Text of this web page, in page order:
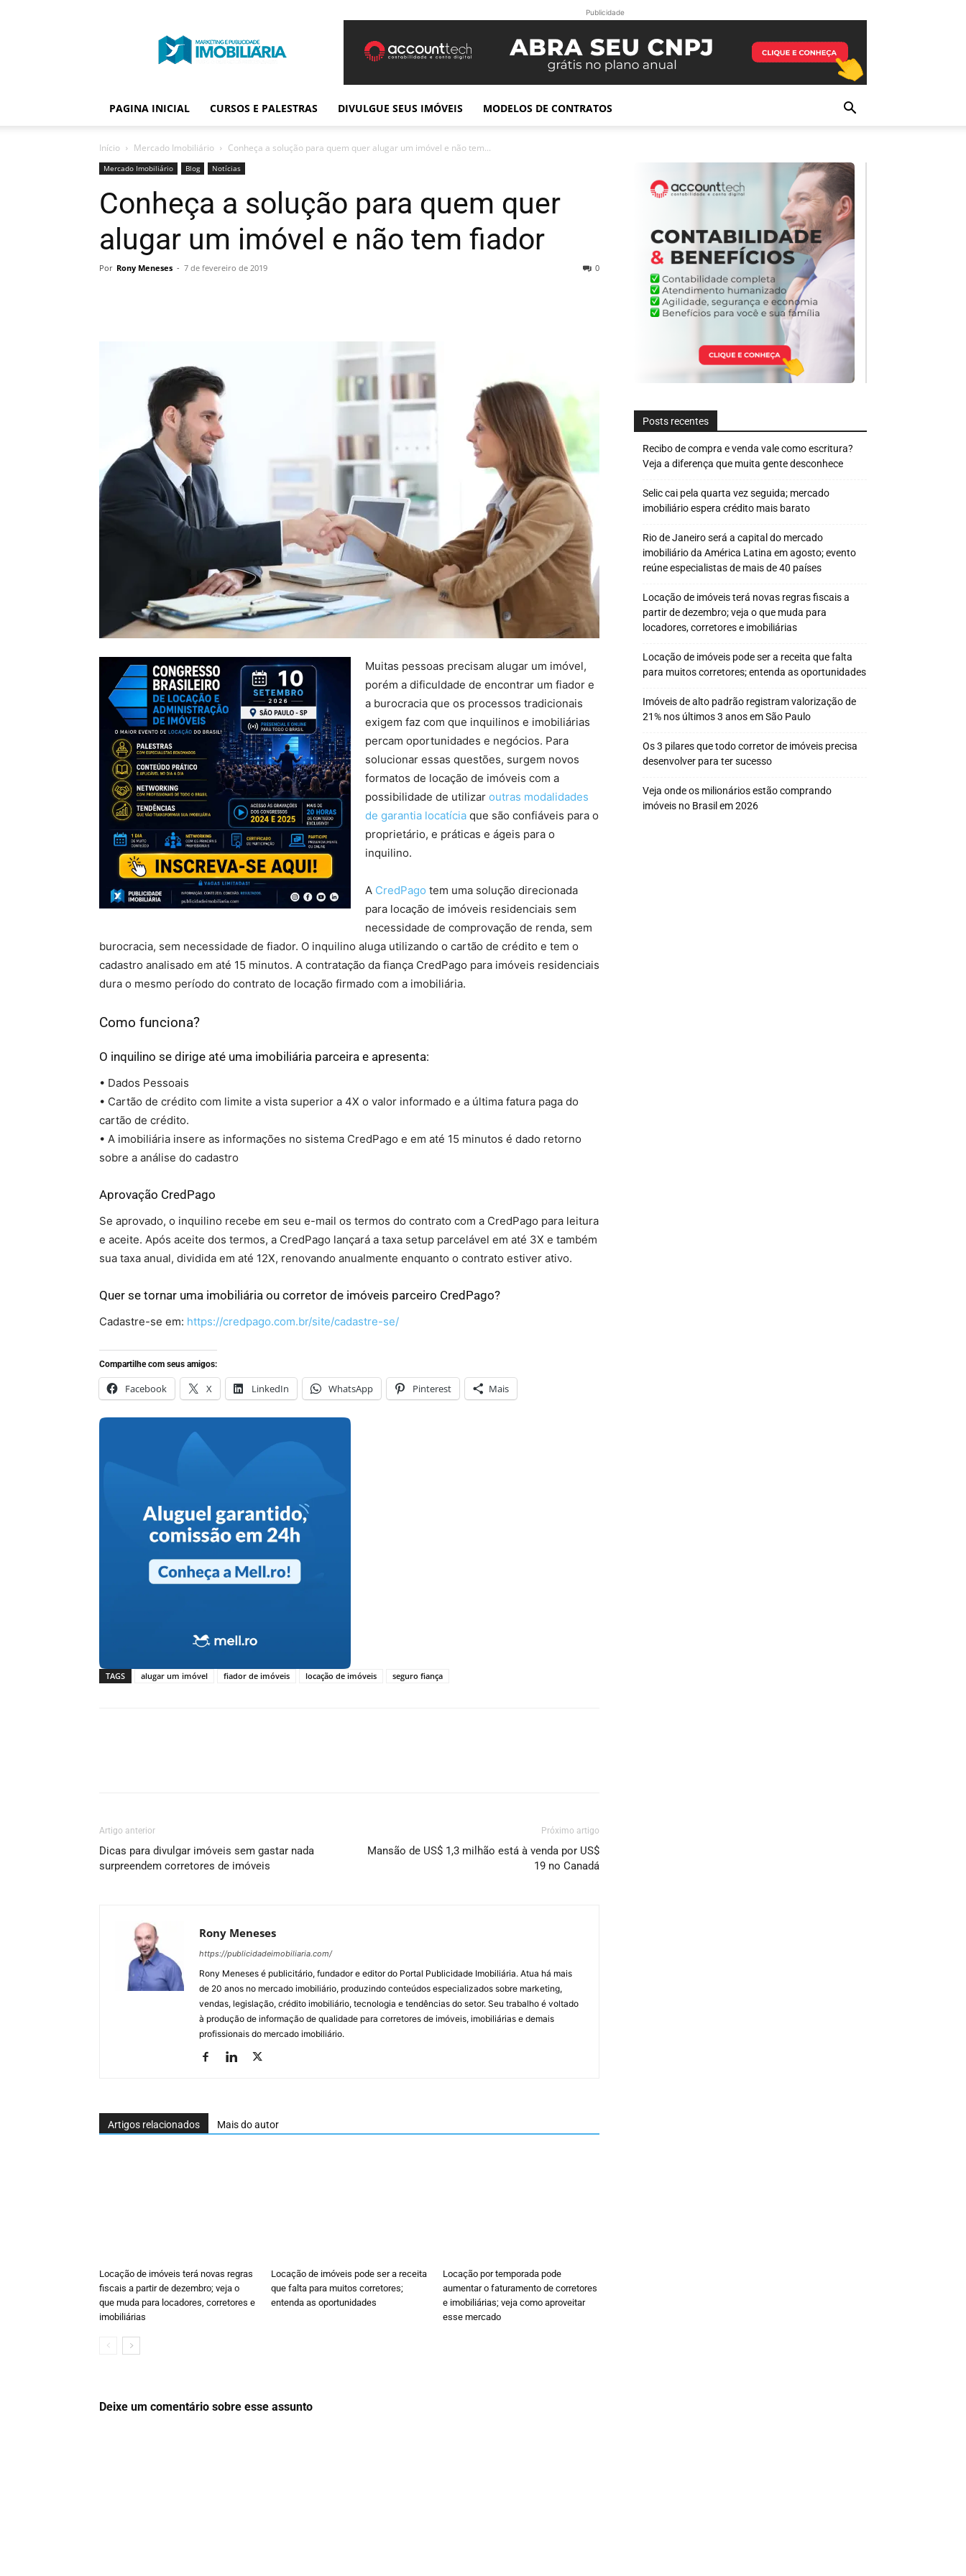
Publicidade
Imobiliária
Publicidade
PAGINA INICIAL CURSOS E PALESTRAS DIVULGUE SEUS IMÓVEIS MODELOS DE CONTRATOS
Início Mercado Imobiliário Conheça a solução para quem quer alugar um imóvel e não tem...
Mercado Imobiliário Blog Notícias
Conheça a solução para quem quer
alugar um imóvel e não tem fiador
Por Rony Meneses - 7 de fevereiro de 2019 0
Muitas pessoas precisam alugar um imóvel,
porém a dificuldade de encontrar um fiador e
a burocracia que os processos tradicionais
exigem faz com que inquilinos e imobiliárias
percam oportunidades e negócios. Para
solucionar essas questões, surgem novos
formatos de locação de imóveis com a
possibilidade de utilizar outras modalidades
de garantia locatícia que são confiáveis para o
proprietário, e práticas e ágeis para o
inquilino.
A CredPago tem uma solução direcionada
para locação de imóveis residenciais sem
necessidade de comprovação de renda, sem
burocracia, sem necessidade de fiador. O inquilino aluga utilizando o cartão de crédito e tem o
cadastro analisado em até 15 minutos. A contratação da fiança CredPago para imóveis residenciais
dura o mesmo período do contrato de locação firmado com a imobiliária.
Como funciona?
O inquilino se dirige até uma imobiliária parceira e apresenta:
• Dados Pessoais
• Cartão de crédito com limite a vista superior a 4X o valor informado e a última fatura paga do
cartão de crédito.
• A imobiliária insere as informações no sistema CredPago e em até 15 minutos é dado retorno
sobre a análise do cadastro
Aprovação CredPago
Se aprovado, o inquilino recebe em seu e-mail os termos do contrato com a CredPago para leitura
e aceite. Após aceite dos termos, a CredPago lançará a taxa setup parcelável em até 3X e também
sua taxa anual, dividida em até 12X, renovando anualmente enquanto o contrato estiver ativo.
Quer se tornar uma imobiliária ou corretor de imóveis parceiro CredPago?
Cadastre-se em: https://credpago.com.br/site/cadastre-se/
Compartilhe com seus amigos:
Facebook X LinkedIn WhatsApp Pinterest Mais
TAGS alugar um imóvel fiador de imóveis locação de imóveis seguro fiança
Artigo anterior
Dicas para divulgar imóveis sem gastar nada
surpreendem corretores de imóveis
Próximo artigo
Mansão de US$ 1,3 milhão está à venda por US$
19 no Canadá
Rony Meneses
https://publicidadeimobiliaria.com/
Rony Meneses é publicitário, fundador e editor do Portal Publicidade Imobiliária. Atua há mais
de 20 anos no mercado imobiliário, produzindo conteúdos especializados sobre marketing,
vendas, legislação, crédito imobiliário, tecnologia e tendências do setor. Seu trabalho é voltado
à produção de informação de qualidade para corretores de imóveis, imobiliárias e demais
profissionais do mercado imobiliário.
Artigos relacionados Mais do autor
Locação de imóveis terá novas regras
fiscais a partir de dezembro; veja o
que muda para locadores, corretores e
imobiliárias
Locação de imóveis pode ser a receita
que falta para muitos corretores;
entenda as oportunidades
Locação por temporada pode
aumentar o faturamento de corretores
e imobiliárias; veja como aproveitar
esse mercado
Deixe um comentário sobre esse assunto
Posts recentes
Recibo de compra e venda vale como escritura?
Veja a diferença que muita gente desconhece
Selic cai pela quarta vez seguida; mercado
imobiliário espera crédito mais barato
Rio de Janeiro será a capital do mercado
imobiliário da América Latina em agosto; evento
reúne especialistas de mais de 40 países
Locação de imóveis terá novas regras fiscais a
partir de dezembro; veja o que muda para
locadores, corretores e imobiliárias
Locação de imóveis pode ser a receita que falta
para muitos corretores; entenda as oportunidades
Imóveis de alto padrão registram valorização de
21% nos últimos 3 anos em São Paulo
Os 3 pilares que todo corretor de imóveis precisa
desenvolver para ter sucesso
Veja onde os milionários estão comprando
imóveis no Brasil em 2026